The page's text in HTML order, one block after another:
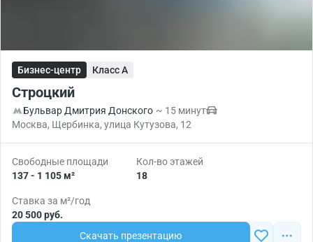
Бизнес-центр Класс A
Строцкий
Бульвар Дмитрия Донского ~ 15 минут
Москва, Щербинка, улица Кутузова, 12
Свободные площади
137 - 1 105 м²
Кол-во этажей
18
Ставка за м²/год
20 500 руб.
Скачать презентацию